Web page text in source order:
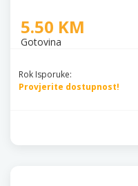
5.50 KM
Gotovina
Rok Isporuke:
Provjerite dostupnost!